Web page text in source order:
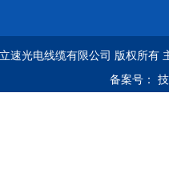
速光电线缆有限公司 版权所有
备案号：